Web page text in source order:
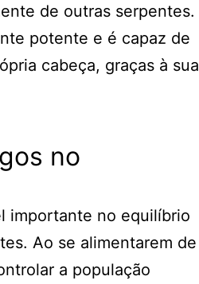
de outras serpentes.
potente e é capaz de
cabeça, graças à sua
no
importante no equilíbrio
Ao se alimentarem de
a população